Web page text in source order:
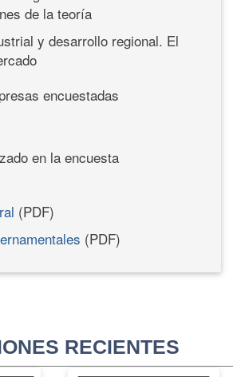
de la teoría
y desarrollo regional. El
encuestadas
en la encuesta
(PDF)
(PDF)
RECIENTES